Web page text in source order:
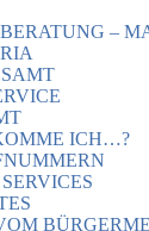
–
ICH…?